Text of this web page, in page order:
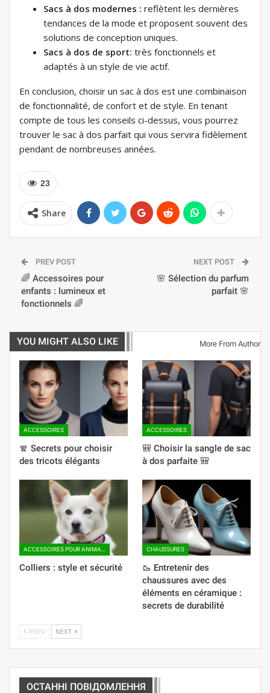
Sacs à dos modernes : reflètent les dernières
tendances de la mode et proposent souvent des
solutions de conception uniques.
Sacs à dos de sport: très fonctionnels et
adaptés à un style de vie actif.
En conclusion, choisir un sac à dos est une combinaison
de fonctionnalité, de confort et de style. En tenant
compte de tous les conseils ci-dessus, vous pourrez
trouver le sac à dos parfait qui vous servira fidèlement
pendant de nombreuses années.
23
Share
PREV POST
🌈 Accessoires pour
enfants : lumineux et
fonctionnels 🌈
NEXT POST
🌸 Sélection du parfum
parfait 🌸
YOU MIGHT ALSO LIKE More From Author
ACCESSOIRES
🧣 Secrets pour choisir
des tricots élégants
ACCESSOIRES
🎒 Choisir la sangle de sac
à dos parfaite 🎒
Colliers : style et sécurité
CHAUSSURES
🥾 Entretenir des
chaussures avec des
éléments en céramique :
secrets de durabilité
PREV NEXT
ОСТАННІ ПОВІДОМЛЕННЯ